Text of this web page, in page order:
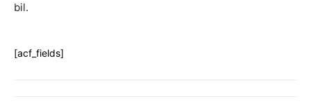
bil.
[acf_fields]